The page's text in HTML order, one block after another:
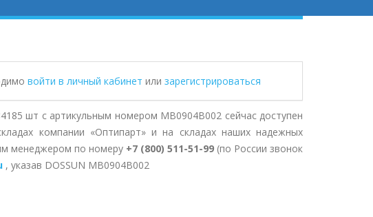
войти в личный кабинет или зарегистрироваться
шт с артикульным номером MB0904B002 сейчас доступен
компании «Оптипарт» и на складах наших надежных
менеджером по номеру +7 (800) 511-51-99 (по России звонок
, указав DOSSUN MB0904B002